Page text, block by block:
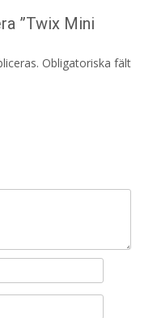
”Twix Mini
Obligatoriska fält